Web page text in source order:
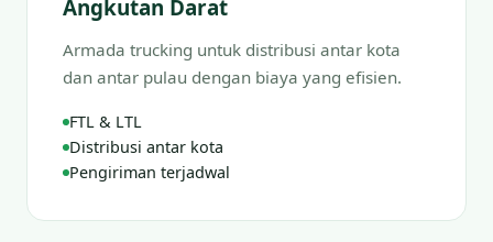
Angkutan Darat
Armada trucking untuk distribusi antar kota
dan antar pulau dengan biaya yang efisien.
FTL & LTL
Distribusi antar kota
Pengiriman terjadwal